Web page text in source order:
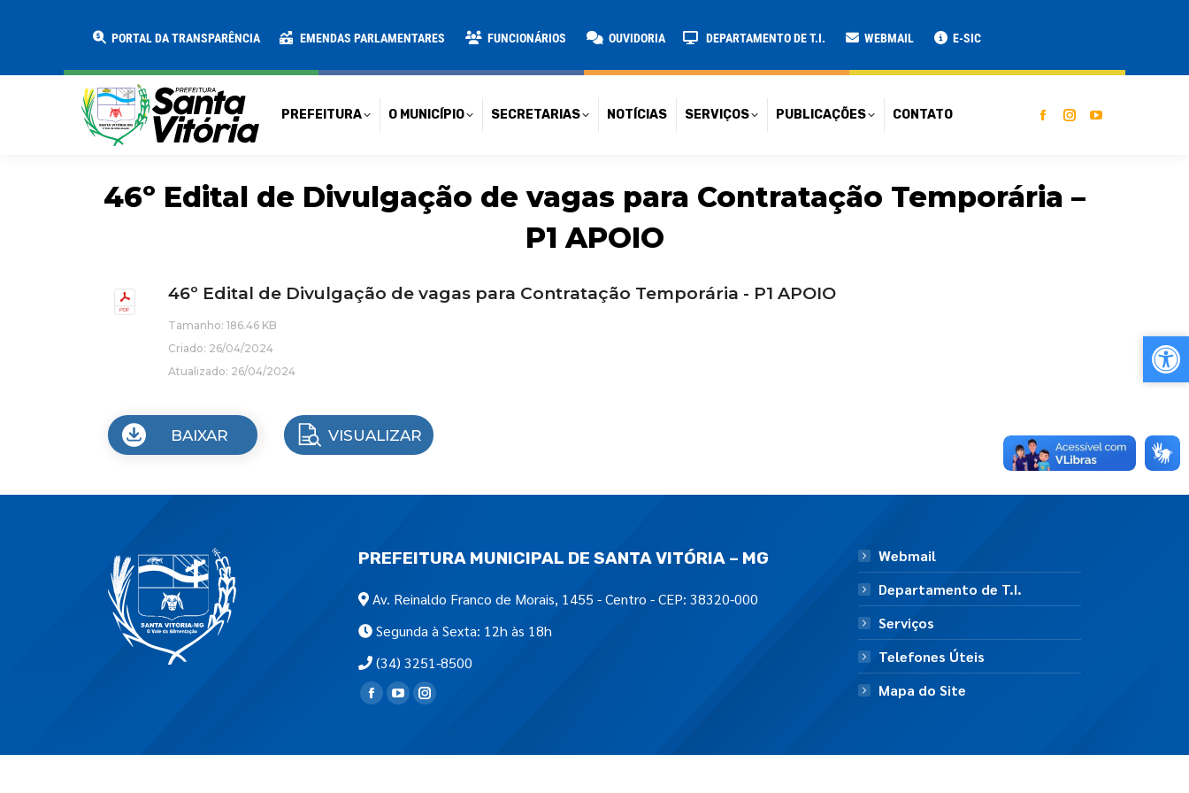
PORTAL DA TRANSPARÊNCIA EMENDAS PARLAMENTARES FUNCIONÁRIOS OUVIDORIA DEPARTAMENTO DE T.I. WEBMAIL E-SIC
PREFEITURA O MUNICÍPIO SECRETARIAS NOTÍCIAS SERVIÇOS PUBLICAÇÕES CONTATO
46º Edital de Divulgação de vagas para Contratação Temporária –
P1 APOIO
46º Edital de Divulgação de vagas para Contratação Temporária - P1 APOIO
Tamanho: 186.46 KB
Criado: 26/04/2024
Atualizado: 26/04/2024
BAIXAR VISUALIZAR
PREFEITURA MUNICIPAL DE SANTA VITÓRIA – MG
Av. Reinaldo Franco de Morais, 1455 - Centro - CEP: 38320-000
Segunda à Sexta: 12h às 18h
(34) 3251-8500
Encontre-nos em:
Webmail
Departamento de T.I.
Serviços
Telefones Úteis
Mapa do Site